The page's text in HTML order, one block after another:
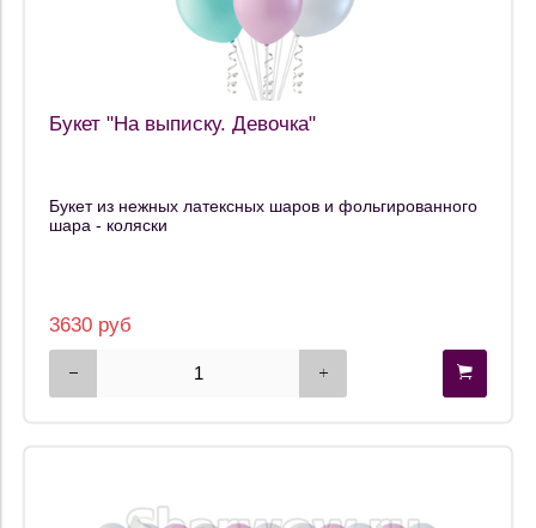
Букет "На выписку. Девочка"
Букет из нежных латексных шаров и фольгированного
шара - коляски
3630 руб